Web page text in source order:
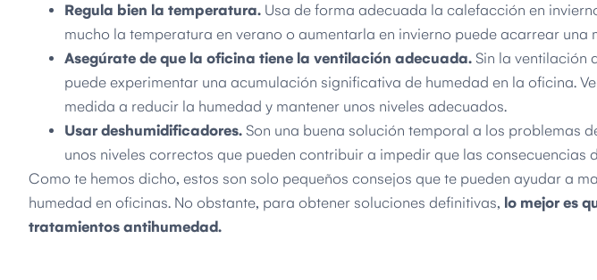
Regula bien la temperatura. Usa de forma adecuada la calefacción en
mucho la temperatura en verano o aumentarla en invierno puede acarrear una
Asegúrate de que la oficina tiene la ventilación adecuada. Sin la ventilación
puede experimentar una acumulación significativa de humedad en la oficina.
medida a reducir la humedad y mantener unos niveles adecuados.
Usar deshumidificadores. Son una buena solución temporal a los problemas
unos niveles correctos que pueden contribuir a impedir que las consecuencias
Como te hemos dicho, estos son solo pequeños consejos que te pueden ayudar a
humedad en oficinas. No obstante, para obtener soluciones definitivas, lo mejor es
tratamientos antihumedad.